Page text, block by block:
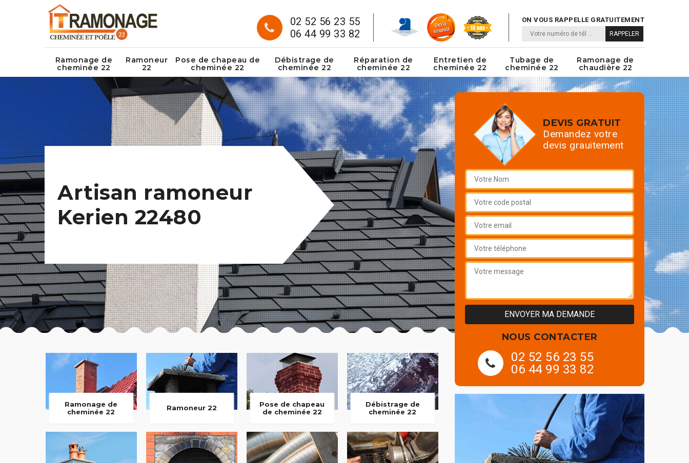
02 52 56 23 55
06 44 99 33 82
ON VOUS RAPPELLE GRATUITEMENT
Ramonage de
cheminée 22
Ramoneur
22
Pose de chapeau de
cheminée 22
Débistrage de
cheminée 22
Réparation de
cheminée 22
Entretien de
cheminée 22
Tubage de
cheminée 22
Ramonage de
chaudière 22
Artisan ramoneur
Kerien 22480
Ramonage de
cheminée 22
Ramoneur 22
Pose de chapeau
de cheminée 22
Débistrage de
cheminée 22
DEVIS GRATUIT
Demandez votre
devis grauitement
NOUS CONTACTER
02 52 56 23 55
06 44 99 33 82